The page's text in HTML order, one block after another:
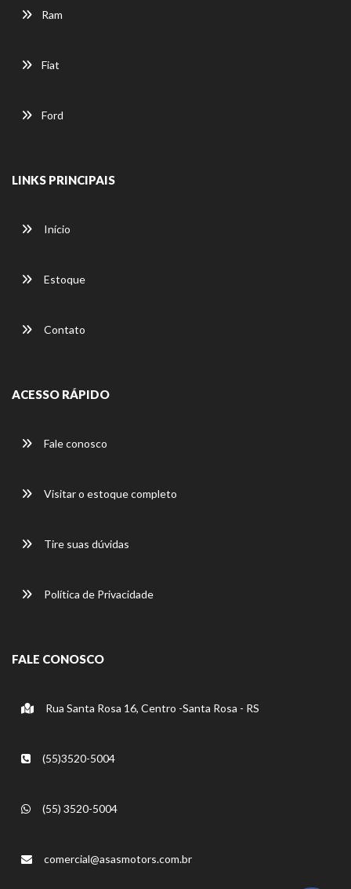
Ram
Fiat
Ford
LINKS PRINCIPAIS
Início
Estoque
Contato
ACESSO RÁPIDO
Fale conosco
Visitar o estoque completo
Tire suas dúvidas
Política de Privacidade
FALE CONOSCO
Rua Santa Rosa 16, Centro -Santa Rosa - RS
(55)3520-5004
(55) 3520-5004
comercial@asasmotors.com.br